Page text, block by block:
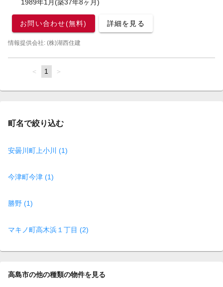
1989年1月(築37年8ヶ月)
お問い合わせ(無料) 詳細を見る
情報提供会社: (株)湖西住建
page
You're
page
1 page
町名で絞り込む
安曇川町上小川 (1)
今津町今津 (1)
勝野 (1)
マキノ町高木浜１丁目 (2)
高島市の他の種類の物件を見る